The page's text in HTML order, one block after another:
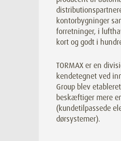
kontorbygninger
forretninger, i
kort og godt i
TORMAX er en
kendetegnet ved
Group blev
beskæftiger mere
(kundetilpassede
dørsystemer).